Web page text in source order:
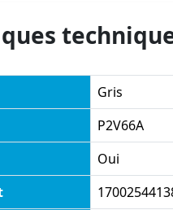
Gris
P2V66A
Oui